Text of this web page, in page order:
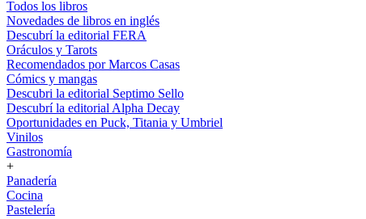
Todos los libros
Novedades de libros en inglés
Descubrí la editorial FERA
Oráculos y Tarots
Recomendados por Marcos Casas
Cómics y mangas
Descubri la editorial Septimo Sello
Descubrí la editorial Alpha Decay
Oportunidades en Puck, Titania y Umbriel
Vinilos
Gastronomía
+
Panadería
Cocina
Pastelería